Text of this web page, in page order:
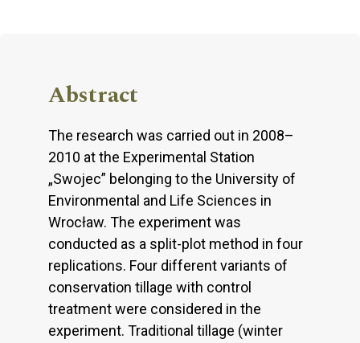
Abstract
The research was carried out in 2008–
2010 at the Experimental Station
„Swojec” belonging to the University of
Environmental and Life Sciences in
Wrocław. The experiment was
conducted as a split-plot method in four
replications. Four different variants of
conservation tillage with control
treatment were considered in the
experiment. Traditional tillage (winter